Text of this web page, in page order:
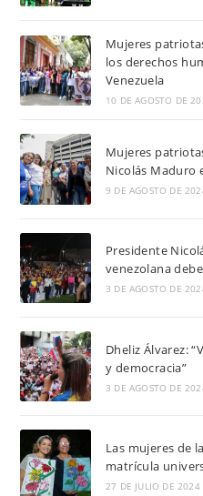
Mujeres
los derechos
Venezuela
10 DE AGOSTO DE
Mujeres
Nicolás Maduro
9 DE AGOSTO DE
Presidente
venezolana
3 DE AGOSTO DE
Dheliz Álvarez:
y democracia”
3 DE AGOSTO DE
Las mujeres de
matrícula
27 DE JULIO DE 2024